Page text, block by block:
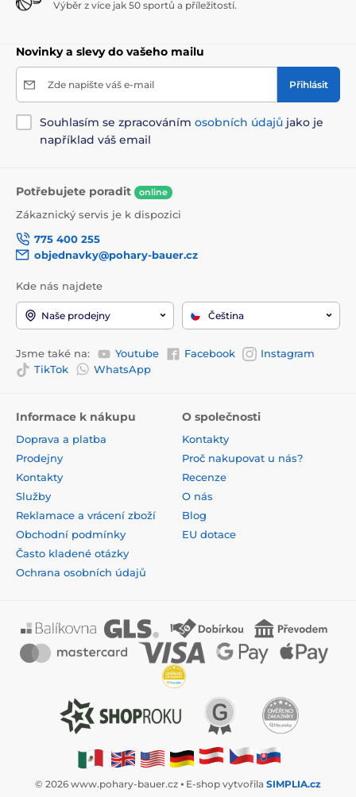
Výběr z více jak 50 sportů a příležitostí.
Novinky a slevy do vašeho mailu
Zde napište váš e-mail Přihlásit
Souhlasím se zpracováním osobních údajů jako je
například váš email
Potřebujete poradit online
Zákaznický servis je k dispozici
775 400 255
objednavky@pohary-bauer.cz
Kde nás najdete
Naše prodejny Čeština
Jsme také na: Youtube Facebook
Instagram
TikTok
WhatsApp
Informace k nákupu
Doprava a platba
Prodejny
Kontakty
Služby
Reklamace a vrácení zboží
Obchodní podmínky
Často kladené otázky
Ochrana osobních údajů
O společnosti
Kontakty
Proč nakupovat u nás?
Recenze
O nás
Blog
EU dotace
© 2026 www.pohary-bauer.cz ⦁ E-shop vytvořila SIMPLIA.cz